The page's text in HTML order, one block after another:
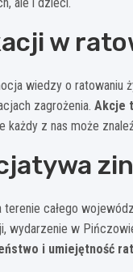
w
wiedzy o
zagrożenia. Akcje
każdy z nas może
całego
wydarzenie w
i umiejętność